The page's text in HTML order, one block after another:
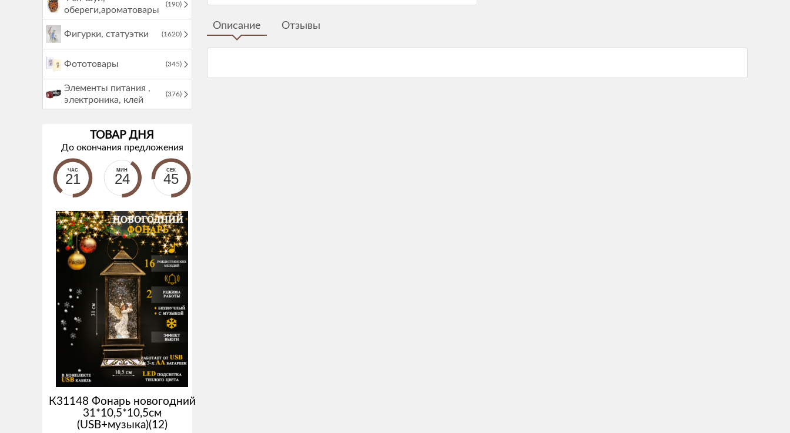
обереги,ароматовары
(190)
Фигурки, статуэтки (1620)
Фототовары (345)
Элементы питания ,
электроника, клей
(376)
ТОВАР ДНЯ
До окончания предложения
ЧАС
21
МИН
24
СЕК
45
К31148 Фонарь новогодний
31*10,5*10,5см
(USB+музыка)(12)
Описание Отзывы